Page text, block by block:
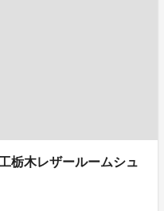
栃木レザールームシュ